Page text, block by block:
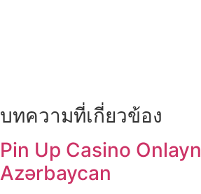
บทความที่เกี่ยวข้อง
Pin Up Casino Onlayn
Azərbaycan